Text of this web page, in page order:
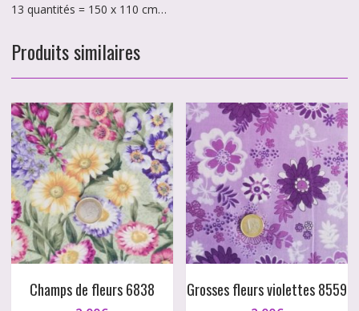
13 quantités = 150 x 110 cm…
Produits similaires
Champs de fleurs 6838 Grosses fleurs violettes 8559